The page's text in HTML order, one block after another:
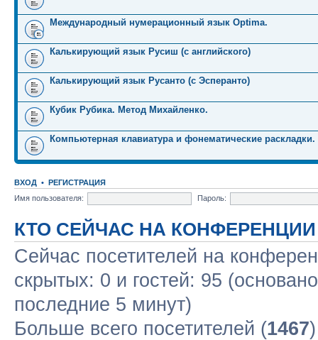
Международный нумерационный язык Optima.
Калькирующий язык Русиш (с английского)
Калькирующий язык Русанто (с Эсперанто)
Кубик Рубика. Метод Михайленко.
Компьютерная клавиатура и фонематические раскладки.
ВХОД • РЕГИСТРАЦИЯ
Имя пользователя:
Пароль:
КТО СЕЙЧАС НА КОНФЕРЕНЦИИ
Сейчас посетителей на
скрытых: 0 и гостей: 95
последние 5 минут)
Больше всего посетителей (1467